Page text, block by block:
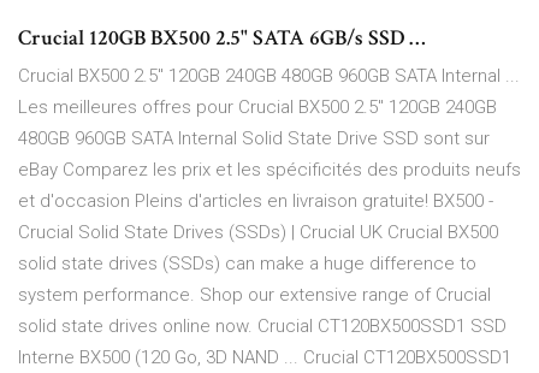
Crucial 120GB BX500 2.5" SATA 6GB/s SSD …
Crucial BX500 2.5" 120GB 240GB 480GB 960GB SATA Internal ...
Les meilleures offres pour Crucial BX500 2.5" 120GB 240GB
480GB 960GB SATA Internal Solid State Drive SSD sont sur
eBay Comparez les prix et les spécificités des produits neufs
et d'occasion Pleins d'articles en livraison gratuite! BX500 -
Crucial Solid State Drives (SSDs) | Crucial UK Crucial BX500
solid state drives (SSDs) can make a huge difference to
system performance. Shop our extensive range of Crucial
solid state drives online now. Crucial CT120BX500SSD1 SSD
Interne BX500 (120 Go, 3D NAND ... Crucial CT120BX500SSD1